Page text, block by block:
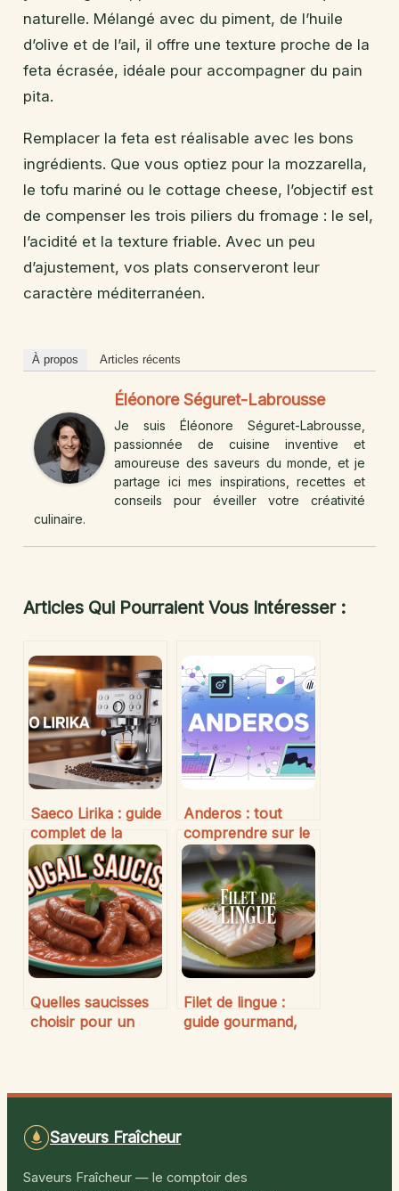
naturelle. Mélangé avec du piment, de l’huile
d’olive et de l’ail, il offre une texture proche de la
feta écrasée, idéale pour accompagner du pain
pita.
Remplacer la feta est réalisable avec les bons
ingrédients. Que vous optiez pour la mozzarella,
le tofu mariné ou le cottage cheese, l’objectif est
de compenser les trois piliers du fromage : le sel,
l’acidité et la texture friable. Avec un peu
d’ajustement, vos plats conserveront leur
caractère méditerranéen.
À propos Articles récents
Éléonore Séguret-Labrousse
Je suis Éléonore Séguret-Labrousse,
passionnée de cuisine inventive et
amoureuse des saveurs du monde, et je
partage ici mes inspirations, recettes et
conseils pour éveiller votre créativité
culinaire.
Articles Qui Pourraient Vous Intéresser :
Saeco Lirika : guide
complet de la
machine à café
automatique qui
simplifie votre
quotidien
Anderos : tout
comprendre sur le
groupe leader en
data et marketing
digital
Quelles saucisses
choisir pour un
Filet de lingue :
guide gourmand,
Saveurs Fraîcheur
Saveurs Fraîcheur — le comptoir des